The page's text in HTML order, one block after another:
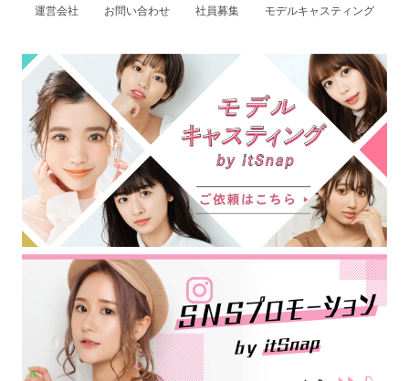
運営会社 お問い合わせ 社員募集 モデルキャスティング